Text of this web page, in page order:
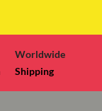
Worldwide
Shipping